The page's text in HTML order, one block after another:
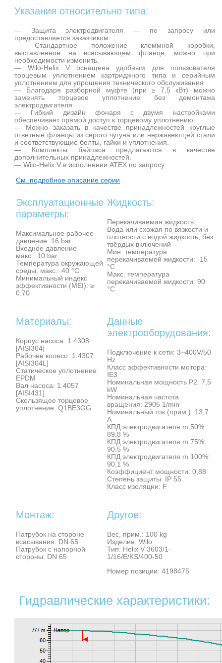
Указания относительно типа:
— Защита электродвигателя — по запросу или
предоставляется заказчиком.
— Стандартное положение клеммной коробки,
выставленное на всасывающем фланце, можно при
необходимости изменить.
— Wilo-Helix V оснащена удобным для пользователя
торцевым уплотнением картриджного типа и серийным
уплотнением для упрощения технического обслуживания
— Благодаря разборной муфте (при ≥ 7,5 кВт) можно
заменять торцевое уплотнение без демонтажа
электродвигателя
— Гибкий дизайн фонаря с двумя настройками
обеспечивает прямой доступ к торцевому уплотнению.
— Можно заказать в качестве принадлежностей круглые
ответные фланцы из серого чугуна или нержавеющей стали
и соответствующие болты, гайки и уплотнения.
— Комплекты байпаса предлагаются в качестве
дополнительных принадлежностей.
— Wilo-Helix V в исполнении ATEX по запросу
См. подробное описание серии
Эксплуатационные
параметры:
Максимальное рабочее
давление: 16 bar
Входное давление
макс.: 10 bar
Температура окружающей
среды, макс.: 40 °C
Минимальный индекс
эффективности (MEI): ≥
0.70
Жидкость:
Перекачиваемая жидкость:
Вода или схожая по вязкости и
плотности с водой жидкость, без
твёрдых включений
Мин. температура
перекачиваемой жидкости: -15
°C
Макс. температура
перекачиваемой жидкости: 90
°C
Материалы:
Корпус насоса: 1.4308
[AISI304]
Рабочее колесо: 1.4307
[AISI304L]
Статическое уплотнение:
EPDM
Вал насоса: 1.4057
[AISI431]
Скользящее торцевое
уплотнение: Q1BE3GG
Данные
электрооборудования:
Подключение к сети: 3~400V/50
Hz
Класс эффективности мотора:
IE3
Номинальная мощность P2: 7,5
kW
Номинальная частота
вращения: 2905 1/min
Номинальный ток (прим.): 13,7
A
КПД электродвигателя m 50%:
89,8 %
КПД электродвигателя m 75%:
90,5 %
КПД электродвигателя m 100%:
90,1 %
Коэффициент мощности: 0,88
Степень защиты: IP 55
Класс изоляции: F
Монтаж:
Патрубок на стороне
всасывания: DN 65
Патрубок с напорной
стороны: DN 65
Другое:
Вес, прим.: 100 kg
Изделие: Wilo
Тип: Helix V 3603/1-
1/16/E/KS/400-50
Номер позиции: 4198475
Гидравлические характеристики: